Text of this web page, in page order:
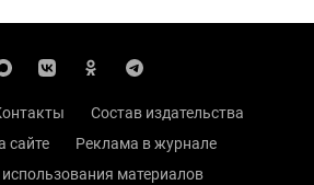
Состав издательства
сайте
Реклама в журнале
материалов